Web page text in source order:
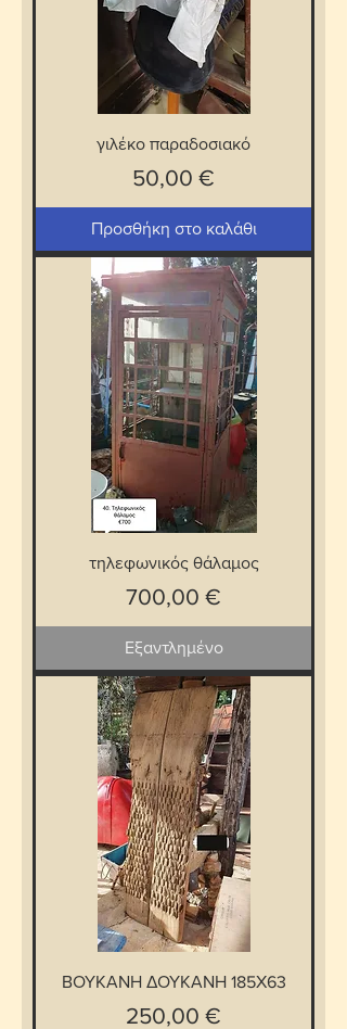
γιλέκο παραδοσιακό
Τιμή
50,00 €
Προσθήκη στο καλάθι
τηλεφωνικός θάλαμος
Τιμή
700,00 €
Εξαντλημένο
ΒΟΥΚΑΝΗ ΔΟΥΚΑΝΗ 185Χ63
Τιμή
250,00 €